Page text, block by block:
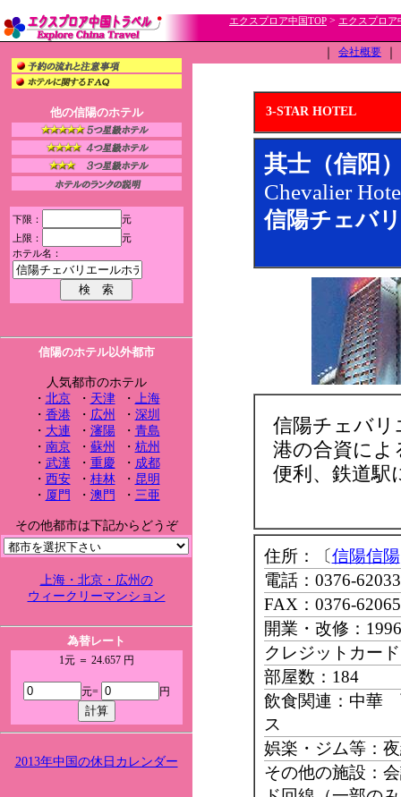
エクスプロア中国TOP > エクスプロア
他の信陽のホテル
下限：
元
上限：
元
ホテル名：
信陽のホテル以外都市
人気都市のホテル
・ 北京・ 天津・ 上海
・ 香港・ 広州 ・ 深圳
・ 大連 ・ 瀋陽・ 青島
・ 南京・ 蘇州 ・ 杭州
・ 武漢 ・ 重慶 ・ 成都
・ 西安・ 桂林・ 昆明
・ 厦門 ・ 澳門 ・ 三亜
その他都市は下記からどうぞ
上海・北京・広州の
ウィークリーマンション
為替レート
1元 ＝ 24.657 円
元= 円
2013年中国の休日カレンダー
会社概要
3-STAR HOTEL
其士（信阳
Chevalier
信陽チェバ
信陽チェバリ
港の合資によ
便利、鉄道駅
住所：〔信陽信陽
電話：0376-
FAX：0376-
開業・改修：
クレジットカー
部屋数：184
飲食関連：中
ス
娯楽・ジム等
その他の施設：